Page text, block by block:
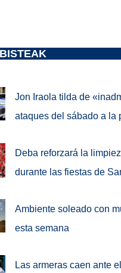
Jon Iraola tilda de
ataques del sábado a la
Deba reforzará la
durante las fiestas de
Ambiente soleado con
esta semana
Las armeras caen ante